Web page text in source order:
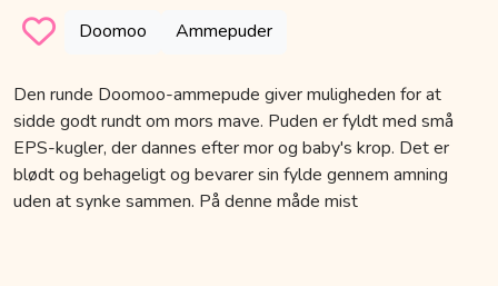
Doomoo Ammepuder
Den runde Doomoo-ammepude giver muligheden for at
sidde godt rundt om mors mave. Puden er fyldt med små
EPS-kugler, der dannes efter mor og baby's krop. Det er
blødt og behageligt og bevarer sin fylde gennem amning
uden at synke sammen. På denne måde mist